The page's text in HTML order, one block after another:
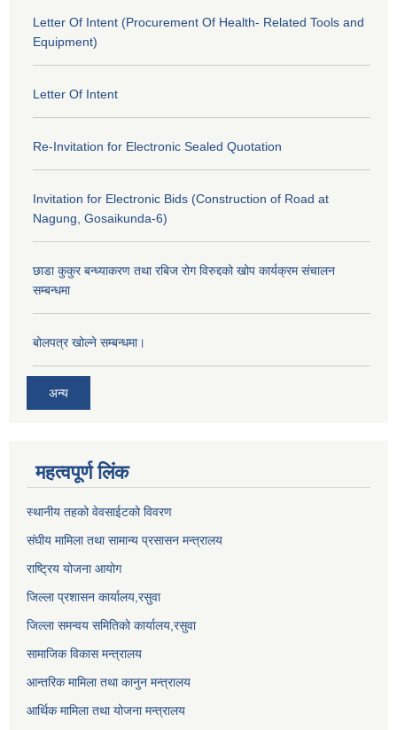
Letter Of Intent (Procurement Of Health- Related Tools and
Equipment)
Letter Of Intent
Re-Invitation for Electronic Sealed Quotation
Invitation for Electronic Bids (Construction of Road at
Nagung, Gosaikunda-6)
छाडा कुकुर बन्ध्याकरण तथा रबिज रोग विरुद्दको खोप कार्यक्रम संचालन
सम्बन्धमा
बोलपत्र खोल्ने सम्बन्धमा।
अन्य
महत्वपूर्ण लिंक
स्थानीय तहको वेवसाईटको विवरण
संघीय मामिला तथा सामान्य प्रसासन मन्त्रालय
राष्ट्रिय योजना आयोग
जिल्ला प्रशासन कार्यालय, रसुवा
जिल्ला समन्वय समितिको कार्यालय, रसुवा
सामाजिक विकास मन्त्रालय
आन्तरिक मामिला तथा कानुन मन्त्रालय
आर्थिक मामिला तथा योजना मन्त्रालय